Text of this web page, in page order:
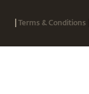
|Terms & Conditions